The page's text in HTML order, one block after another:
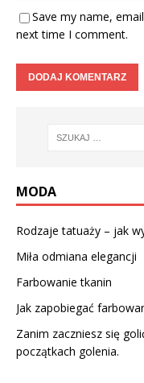
Save my name,
next time I comment.
MODA
Rodzaje tatuaży – jak
Miła odmiana elegancji
Farbowanie tkanin
Jak zapobiegać
Zanim zaczniesz się
początkach golenia.